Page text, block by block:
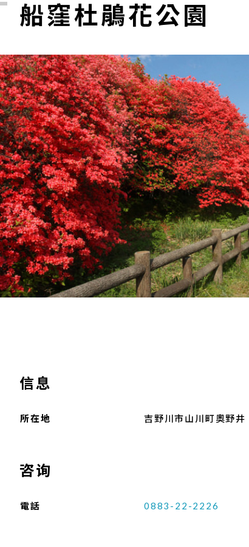
船窪杜鵑花公園
信息
所在地 吉野川市山川町奧野井
咨询
電話 0883-22-2226